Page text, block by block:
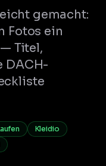
gemacht:
Fotos ein
Titel,
DACH-
Kleidio